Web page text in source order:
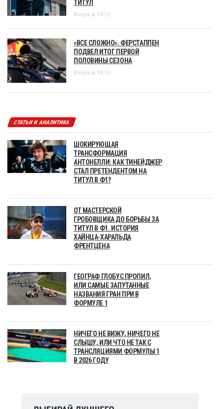
ТИТУЛ
Вчера в 19:12
«ВСЕ СЛОЖНО». ФЕРСТАППЕН
ПОДВЕЛ ИТОГ ПЕРВОЙ
ПОЛОВИНЫ СЕЗОНА
Вчера в 18:15
СТАТЬИ И АНАЛИТИКА
ШОКИРУЮЩАЯ
ТРАНСФОРМАЦИЯ
АНТОНЕЛЛИ: КАК ТИНЕЙДЖЕР
СТАЛ ПРЕТЕНДЕНТОМ НА
ТИТУЛ В Ф1?
ОТ МАСТЕРСКОЙ
ГРОБОВЩИКА ДО БОРЬБЫ ЗА
ТИТУЛ В Ф1. ИСТОРИЯ
ХАЙНЦА-ХАРАЛЬДА
ФРЕНТЦЕНА
ГЕОГРАФ ГЛОБУС ПРОПИЛ,
ИЛИ САМЫЕ ЗАПУТАННЫЕ
НАЗВАНИЯ ГРАН ПРИ В
ФОРМУЛЕ 1
НИЧЕГО НЕ ВИЖУ, НИЧЕГО НЕ
СЛЫШУ, ИЛИ ЧТО НЕ ТАК С
ТРАНСЛЯЦИЯМИ ФОРМУЛЫ 1
В 2026 ГОДУ